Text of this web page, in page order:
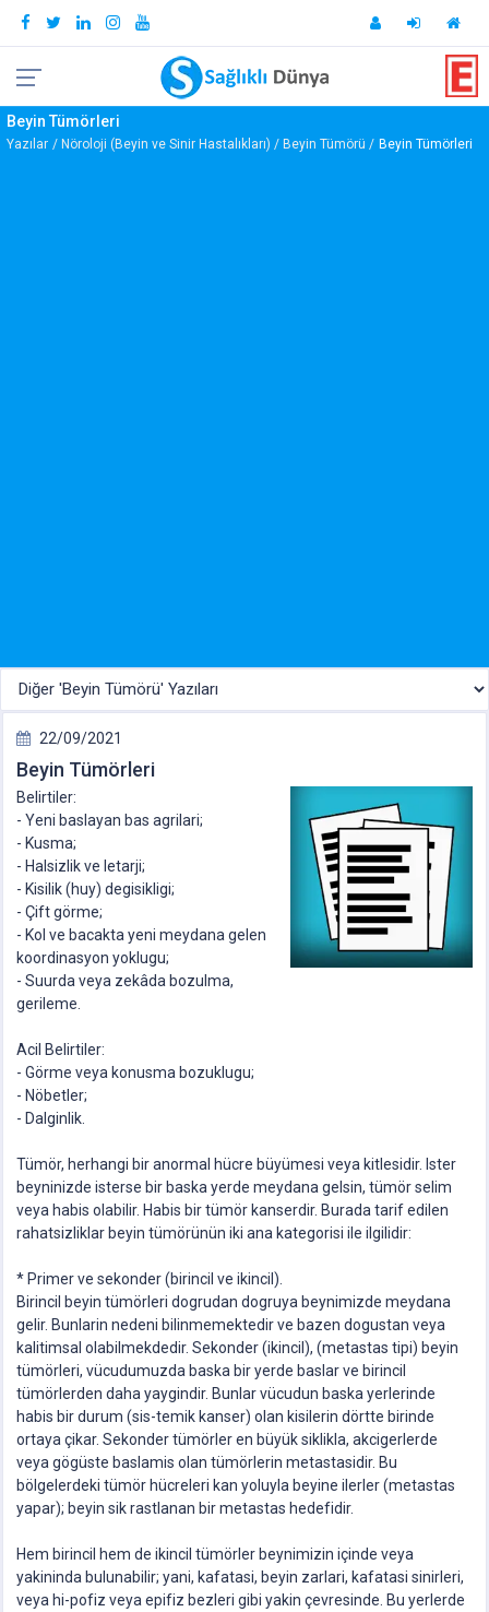
Beyin Tümörleri
Yazılar Nöroloji (Beyin ve Sinir Hastalıkları) Beyin Tümörü Beyin Tümörleri
22/09/2021
Beyin Tümörleri
Belirtiler:
- Yeni baslayan bas agrilari;
- Kusma;
- Halsizlik ve letarji;
- Kisilik (huy) degisikligi;
- Çift görme;
- Kol ve bacakta yeni meydana gelen
koordinasyon yoklugu;
- Suurda veya zekâda bozulma,
gerileme.
Acil Belirtiler:
- Görme veya konusma bozuklugu;
- Nöbetler;
- Dalginlik.
Tümör, herhangi bir anormal hücre büyümesi veya kitlesidir. Ister
beyninizde isterse bir baska yerde meydana gelsin, tümör selim
veya habis olabilir. Habis bir tümör kanserdir. Burada tarif edilen
rahatsizliklar beyin tümörünün iki ana kategorisi ile ilgilidir:
* Primer ve sekonder (birincil ve ikincil).
Birincil beyin tümörleri dogrudan dogruya beynimizde meydana
gelir. Bunlarin nedeni bilinmemektedir ve bazen dogustan veya
kalitimsal olabilmekdedir. Sekonder (ikincil), (metastas tipi) beyin
tümörleri, vücudumuzda baska bir yerde baslar ve birincil
tümörlerden daha yaygindir. Bunlar vücudun baska yerlerinde
habis bir durum (sis-temik kanser) olan kisilerin dörtte birinde
ortaya çikar. Sekonder tümörler en büyük siklikla, akcigerlerde
veya gögüste baslamis olan tümörlerin metastasidir. Bu
bölgelerdeki tümör hücreleri kan yoluyla beyine ilerler (metastas
yapar); beyin sik rastlanan bir metastas hedefidir.
Hem birincil hem de ikincil tümörler beynimizin içinde veya
yakininda bulunabilir; yani, kafatasi, beyin zarlari, kafatasi sinirleri,
veya hi-pofiz veya epifiz bezleri gibi yakin çevresinde. Bu yerlerde